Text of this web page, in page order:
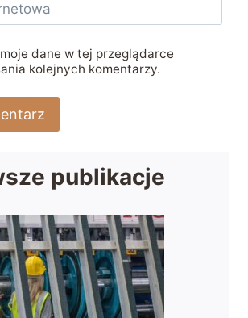
dane w tej przeglądarce
kolejnych komentarzy.
publikacje